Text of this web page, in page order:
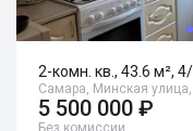
2-комн. кв., 43.6 м²,
Самара, Минская улица,
5 500 000 ₽
Без комиссии